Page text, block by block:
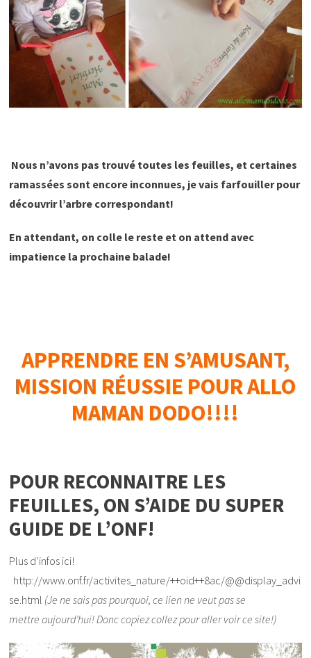
Nous n’avons pas trouvé toutes les feuilles, et certaines
ramassées sont encore inconnues, je vais farfouiller pour
découvrir l’arbre correspondant!
En attendant, on colle le reste et on attend avec
impatience la prochaine balade!
APPRENDRE EN S’AMUSANT,
MISSION RÉUSSIE POUR ALLO
MAMAN DODO!!!!
POUR RECONNAITRE LES
FEUILLES, ON S’AIDE DU SUPER
GUIDE DE L’ONF!
Plus d’infos ici!
http://www.onf.fr/activites_nature/++oid++8ac/@@display_advi
se.html (Je ne sais pas pourquoi, ce lien ne veut pas se
mettre aujourd’hui! Donc copiez collez pour aller voir ce site!)